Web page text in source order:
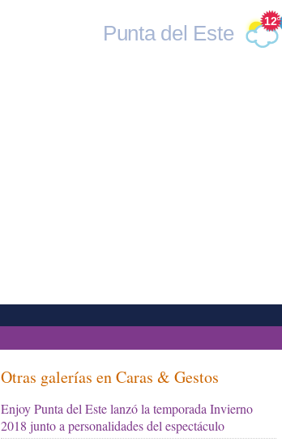
12°
Punta del Este
Otras galerías en Caras & Gestos
Enjoy Punta del Este lanzó la temporada Invierno
2018 junto a personalidades del espectáculo